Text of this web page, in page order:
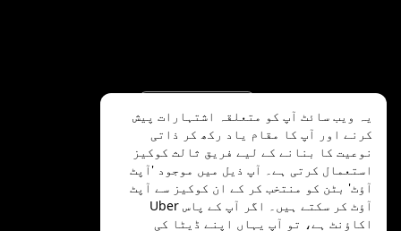
©
2026
.Uber Technologies Inc
یہ ویب سائٹ آپ کو متعلقہ اشتہارات پیش
کرنے اور آپ کا مقام یاد رکھ کر ذاتی
نوعیت کا بنانے کے لیے فریق ثالث کوکیز
استعمال کرتی ہے۔ آپ ذیل میں موجود 'آپٹ
آؤٹ' بٹن کو منتخب کر کے ان کوکیز سے آپٹ
آؤٹ کر سکتے ہیں۔ اگر آپ کے پاس Uber
اکاؤنٹ ہے، تو آپ یہاں اپنے ڈیٹا کی